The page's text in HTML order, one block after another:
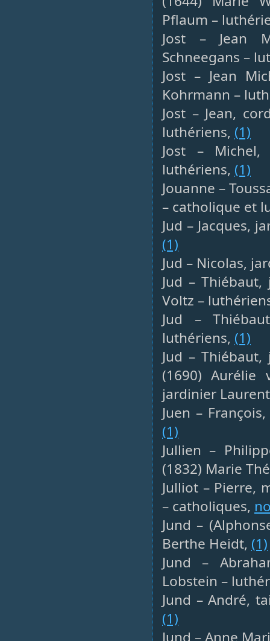
Pflaum –
Jost – Jean
Schneegans –
Jost – Jean
Kohrmann –
Jost – Jean,
luthériens, (1)
Jost –
luthériens, (1)
Jouanne –
– catholique et
Jud – Jacques,
(1)
Jud – Nicolas,
Jud –
Voltz –
Jud –
luthériens, (1)
Jud –
(1690) Aurélie
jardinier
Juen –
(1)
Jullien –
(1832) Marie
Julliot – Pierre,
– catholiques,
Jund –
Berthe Heidt, (1)
Jund –
Lobstein –
Jund – André,
(1)
Jund – Anne